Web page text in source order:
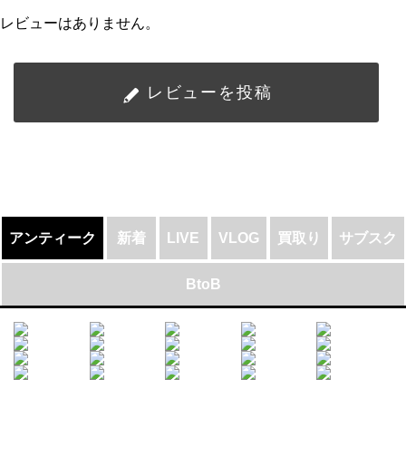
レビューはありません。
レビューを投稿
アンティーク 新着 LIVE VLOG 買取り サブスク
BtoB